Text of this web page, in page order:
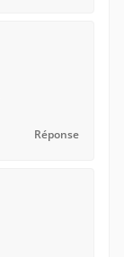
Réponse